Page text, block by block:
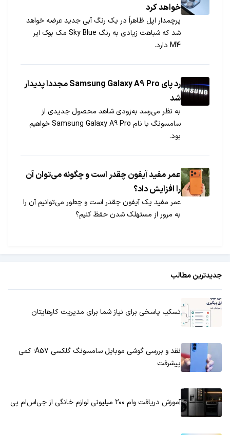
خواهد کرد
پرچمدار اپل ظاهراً در یک رنگ آبی جدید عرضه خواهد
شد که شباهت زیادی به رنگ Sky Blue مک بوک ایر
M4 دارد.
رد پای Samsung Galaxy A9 Pro مجددا پدیدار
شد
به نظر می‌رسد به‌زودی شاهد محصول جدیدی از
سامسونگ با نام Samsung Galaxy A9 Pro خواهیم
بود.
عمر مفید آیفون چقدر است و چگونه می‌توان آن
را افزایش داد؟
عمر مفید یک آیفون چقدر است و چطور می‌توانیم آن را
به مرور از مستهلک شدن حفظ کنیم؟
جدیدترین مطالب
تسکیـ، پاسخی برای نیاز شما برای مدیریت کارهایتان
نقد و بررسی گوشی موبایل سامسونگ گلکسی A57؛ کمی
پیشرفت
آموزش دریافت وام ۲۰۰ میلیونی لوازم خانگی از جی‌اس‌ام پی